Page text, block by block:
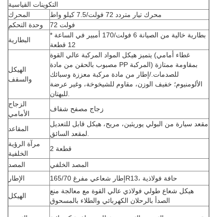
التكوينات القياسية
المحرك
محرك تيار متردد 72 فولت/7.5 كيلو واط
وحدة التحكم
72 فولت
البطارية
بطارية خالية من الصيانة 6 فولت/170 أمبير في الساعة *
12 قطعة
الهيكل
والسقف
يتميز هيكل المواد المركبة عالي القوة (غطاء أمامي
مصبوب بالحقن من مادة PP المركبة) بمقاومة ممتازة
للصدمات./إطار من مادة مركبة معززة وسبائك
الألومنيوم؛ خفيف الوزن، مقاوم للشيخوخة، وغير عرضة
الزجاج
الأمامي
زجاج مصفح شفاف
المقاعد
مقعد سيارة من البولي يوريثين، مريح، هيكل قابل للتعديل
مرآة الرؤية
الخلفية
2 قطعة
المصد
المصد الخلفي
الإطار
إطار شعاعي مفرغ 165/70R13، حافة فولاذية
الهيكل
هيكل شعاع طولي فولاذي عالي القوة مع معالجة منع
الصدأ بالرحلان الكهربائي والطلاء بالمسحوق